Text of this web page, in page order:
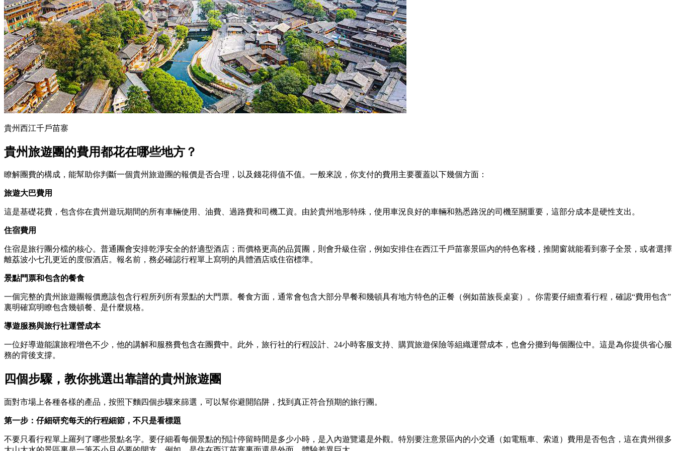
貴州西江千戶苗寨
貴州旅遊團的費用都花在哪些地方？
瞭解團費的構成，能幫助你判斷一個貴州旅遊團的報價是否合理，以及錢花得值不值。一般來說，你支付的費用主要覆蓋以下幾個方面：
旅遊大巴費用
這是基礎花費，包含你在貴州遊玩期間的所有車輛使用、油費、過路費和司機工資。由於貴州地形特殊，使用車況良好的車輛和熟悉路況的司機至關重要，這部分成本是硬性支出。
住宿費用
住宿是旅行團分檔的核心。普通團會安排乾淨安全的舒適型酒店；而價格更高的品質團，則會升級住宿，例如安排住在西江千戶苗寨景區內的特色客棧，推開窗就能看到寨子全景，或者選擇
離荔波小七孔更近的度假酒店。報名前，務必確認行程單上寫明的具體酒店或住宿標準。
景點門票和包含的餐食
一個完整的貴州旅遊團報價應該包含行程所列所有景點的大門票。餐食方面，通常會包含大部分早餐和幾頓具有地方特色的正餐（例如苗族長桌宴）。你需要仔細查看行程，確認“費用包含”
裏明確寫明瞭包含幾頓餐、是什麼規格。
導遊服務與旅行社運營成本
一位好導遊能讓旅程增色不少，他的講解和服務費包含在團費中。此外，旅行社的行程設計、24小時客服支持、購買旅遊保險等組織運營成本，也會分攤到每個團位中。這是為你提供省心服
務的背後支撐。
四個步驟，教你挑選出靠譜的貴州旅遊團
面對市場上各種各樣的產品，按照下麵四個步驟來篩選，可以幫你避開陷阱，找到真正符合預期的旅行團。
第一步：仔細研究每天的行程細節，不只是看標題
不要只看行程單上羅列了哪些景點名字。要仔細看每個景點的預計停留時間是多少小時，是入內遊覽還是外觀。特別要注意景區內的小交通（如電瓶車、索道）費用是否包含，這在貴州很多